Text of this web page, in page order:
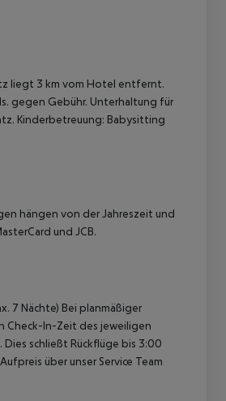
liegt 3 km vom Hotel entfernt.
gegen Gebühr. Unterhaltung für
Kinderbetreuung: Babysitting
hängen von der Jahreszeit und
und JCB.
7 Nächte) Bei planmäßiger
Check-In-Zeit des jeweiligen
schließt Rückflüge bis 3:00
über unser Service Team